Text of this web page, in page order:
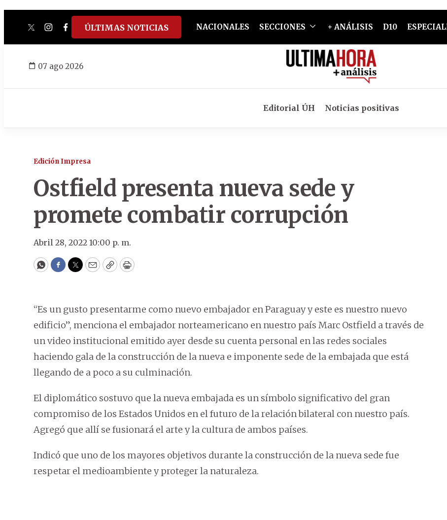
twitterinstagram
facebook
tiktokyoutube
spotify
ÚLTIMAS NOTICIAS NACIONALES SECCIONES + ANÁLISIS D10
07 ago 2026
Editorial ÚH Noticias positivas
Edición Impresa
Ostfield presenta nueva sede y
promete combatir corrupción
Abril 28, 2022 10:00 p. m.
WhatsApp
Facebook
Twitter
EmailCopyPrint
“Es un gusto presentarme como nuevo embajador en Paraguay y este es nuestro nuevo
edificio”, menciona el embajador norteamericano en nuestro país Marc Ostfield a través de
un video institucional emitido ayer desde su cuenta personal en las redes sociales
haciendo gala de la construcción de la nueva e imponente sede de la embajada que está
llegando de a poco a su culminación.
El diplomático sostuvo que la nueva embajada es un símbolo significativo del gran
compromiso de los Estados Unidos en el futuro de la relación bilateral con nuestro país.
Agregó que allí se fusionará el arte y la cultura de ambos países.
Indicó que uno de los mayores objetivos durante la construcción de la nueva sede fue
respetar el medioambiente y proteger la naturaleza.